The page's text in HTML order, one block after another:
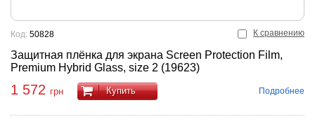
К сравнению
Защитная плёнка для экрана Screen Protection Film,
Premium Hybrid Glass, size 2 (19623)
Код: 50828
1 572 грн Купить Подробнее